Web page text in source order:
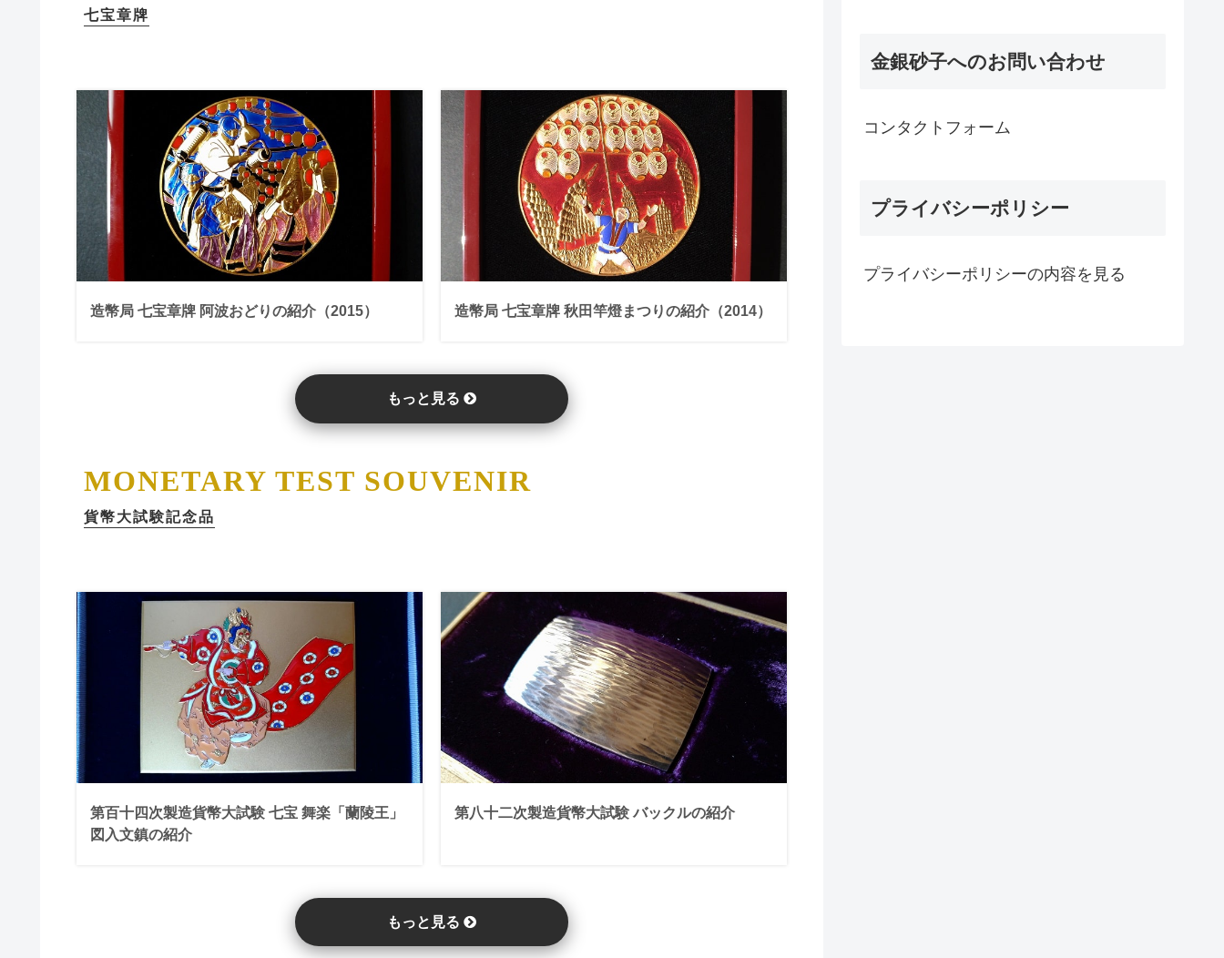
七宝章牌
造幣局 七宝章牌 阿波おどりの紹介（2015） 造幣局 七宝章牌 秋田竿燈まつりの紹介（2014）
もっと見る
MONETARY TEST SOUVENIR
貨幣大試験記念品
第百十四次製造貨幣大試験 七宝 舞楽「蘭陵王」
図入文鎮の紹介
第八十二次製造貨幣大試験 バックルの紹介
もっと見る
金銀砂子へのお問い合わせ
コンタクトフォーム
プライバシーポリシー
プライバシーポリシーの内容を見る